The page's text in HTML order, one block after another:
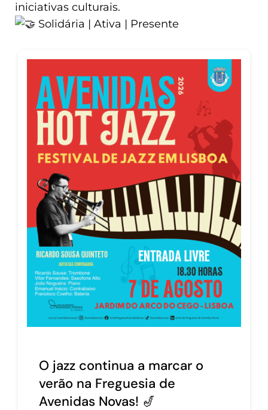
iniciativas culturais.
Solidária | Ativa | Presente
O jazz continua a marcar o
verão na Freguesia de
Avenidas Novas! 🎷